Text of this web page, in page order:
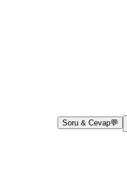
💬
Soru & Cevap